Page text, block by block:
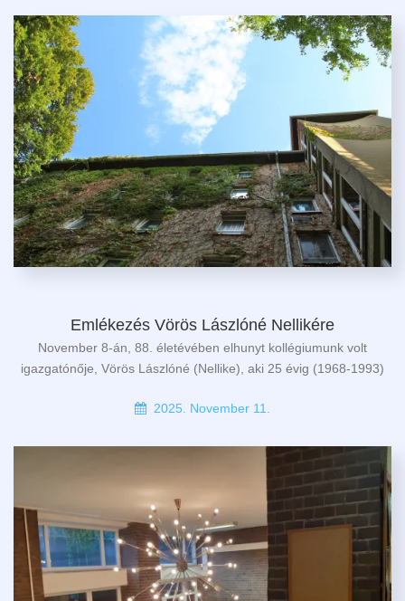
Emlékezés Vörös Lászlóné Nellikére
November 8-án, 88. életévében elhunyt kollégiumunk volt
igazgatónője, Vörös Lászlóné (Nellike), aki 25 évig (1968-1993)
2025. November 11.